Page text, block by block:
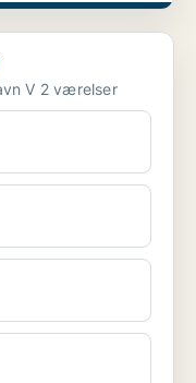
Lejlighed til salg på 1720 København V 2 værelser